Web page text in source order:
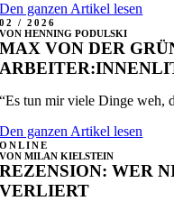
Den ganzen Artikel lesen
02 / 2026
VON HENNING PODULSKI
MAX VON DER
“Es tun mir viele Dinge weh,
Den ganzen Artikel lesen
ONLINE
VON MILAN KIELSTEIN
REZENSION: WER
VERLIERT